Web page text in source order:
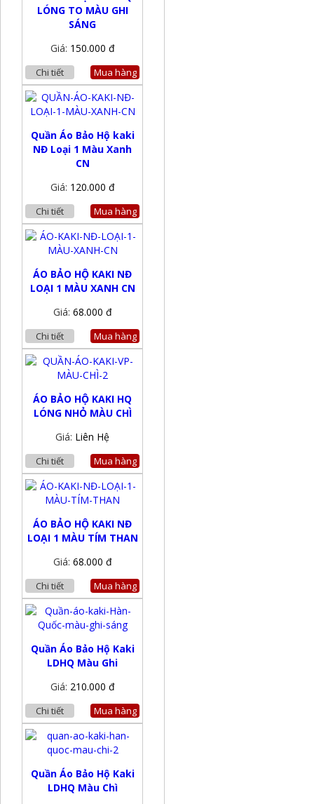
LÓNG TO MÀU GHI
SÁNG
Giá: 150.000 đ
Chi tiết Mua hàng
Quần Áo Bảo Hộ kaki
NĐ Loại 1 Màu Xanh
CN
Giá: 120.000 đ
Chi tiết Mua hàng
ÁO BẢO HỘ KAKI NĐ
LOẠI 1 MÀU XANH CN
Giá: 68.000 đ
Chi tiết Mua hàng
ÁO BẢO HỘ KAKI HQ
LÓNG NHỎ MÀU CHÌ
Giá: Liên Hệ
Chi tiết Mua hàng
ÁO BẢO HỘ KAKI NĐ
LOẠI 1 MÀU TÍM THAN
Giá: 68.000 đ
Chi tiết Mua hàng
Quần Áo Bảo Hộ Kaki
LDHQ Màu Ghi
Giá: 210.000 đ
Chi tiết Mua hàng
Quần Áo Bảo Hộ Kaki
LDHQ Màu Chì